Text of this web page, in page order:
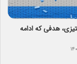
هدفی که ادامه